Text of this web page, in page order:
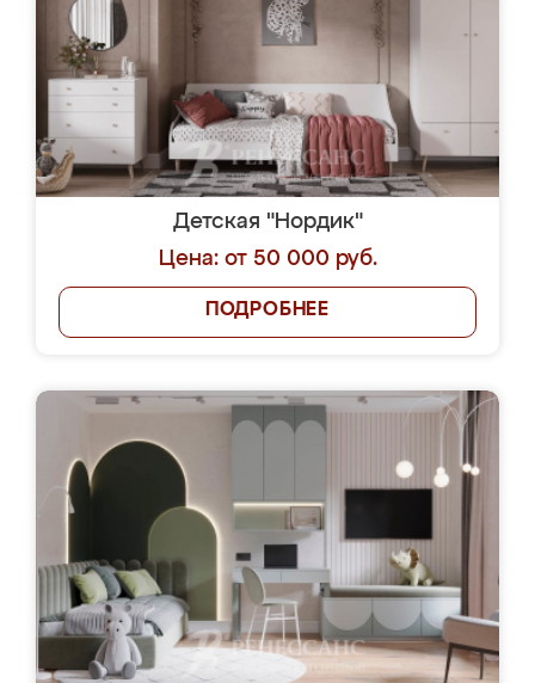
Детская "Нордик"
Цена: от 50 000 руб.
ПОДРОБНЕЕ